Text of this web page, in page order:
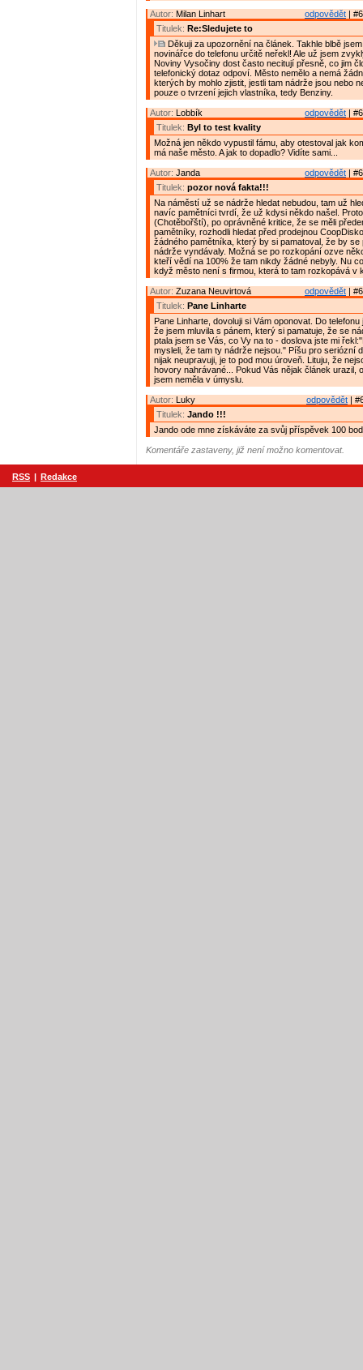
odpovědět |
Autor: Milan Linhart
Titulek: Re:Sledujete to
Děkuji za upozornění na článek. Takhle blbě
novinářce do telefonu určitě neřekl! Ale už jsem
Noviny Vysočiny dost často necitují přesně, co jim
telefonický dotaz odpoví. Město nemělo a nemá
kterých by mohlo zjistit, jestli tam nádrže jsou nebo
pouze o tvrzení jejich vlastníka, tedy Benziny.
odpovědět |
Autor: Lobbík
Titulek: Byl to test kvality
Možná jen někdo vypustil fámu, aby otestoval jak
má naše město. A jak to dopadlo? Vidíte sami...
odpovědět |
Autor: Janda
Titulek: pozor nová fakta!!!
Na náměstí už se nádrže hledat nebudou, tam už
navíc pamětníci tvrdí, že už kdysi někdo našel.
(Chotěbořští), po oprávněné kritice, že se měli
pamětníky, rozhodli hledat před prodejnou
žádného pamětníka, který by si pamatoval, že by se
nádrže vyndávaly. Možná se po rozkopání ozve
kteří vědí na 100% že tam nikdy žádné nebyly. Nu
když město není s firmou, která to tam rozkopává v
odpovědět |
Autor: Zuzana Neuvirtová
Titulek: Pane Linharte
Pane Linharte, dovoluji si Vám oponovat. Do
že jsem mluvila s pánem, který si pamatuje, že se
ptala jsem se Vás, co Vy na to - doslova jste mi
mysleli, že tam ty nádrže nejsou." Píšu pro seriózní
nijak neupravuji, je to pod mou úroveň. Lituju, že
hovory nahrávané... Pokud Vás nějak článek urazil,
jsem neměla v úmyslu.
odpovědět |
Autor: Luky
Titulek: Jando !!!
Jando ode mne získáváte za svůj příspěvek 100
Komentáře zastaveny, již není možno komentovat.
RSS | Redakce